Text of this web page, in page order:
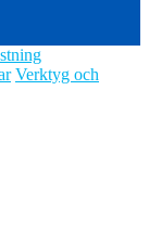
Verktyg och